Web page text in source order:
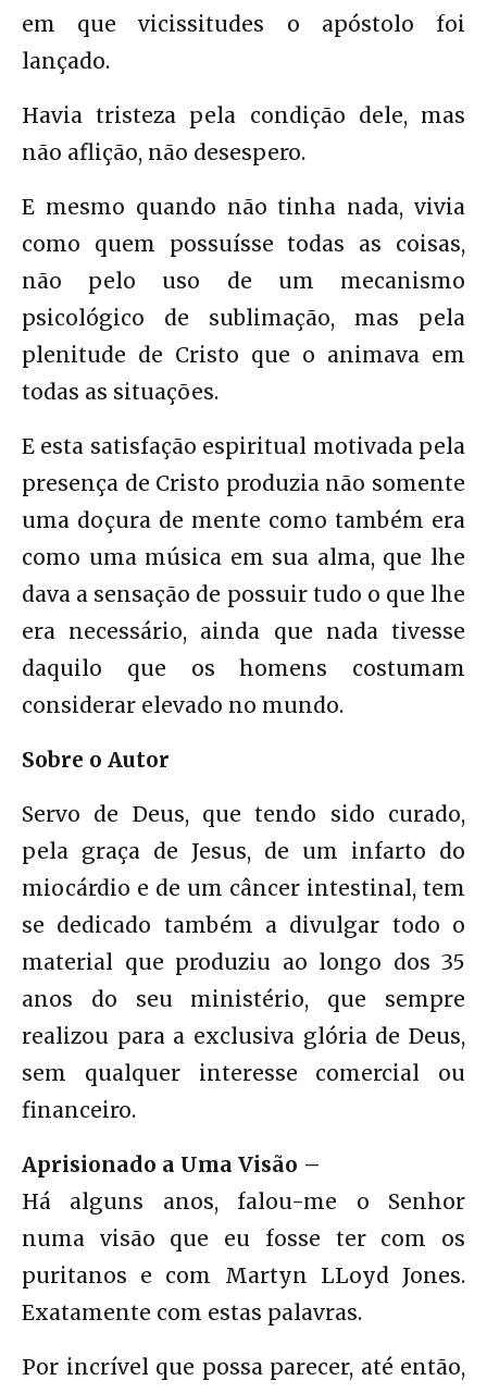
em que vicissitudes o apóstolo foi
lançado.
Havia tristeza pela condição dele, mas
não aflição, não desespero.
E mesmo quando não tinha nada, vivia
como quem possuísse todas as coisas,
não pelo uso de um mecanismo
psicológico de sublimação, mas pela
plenitude de Cristo que o animava em
todas as situações.
E esta satisfação espiritual motivada pela
presença de Cristo produzia não somente
uma doçura de mente como também era
como uma música em sua alma, que lhe
dava a sensação de possuir tudo o que lhe
era necessário, ainda que nada tivesse
daquilo que os homens costumam
considerar elevado no mundo.
Sobre o Autor
Servo de Deus, que tendo sido curado,
pela graça de Jesus, de um infarto do
miocárdio e de um câncer intestinal, tem
se dedicado também a divulgar todo o
material que produziu ao longo dos 35
anos do seu ministério, que sempre
realizou para a exclusiva glória de Deus,
sem qualquer interesse comercial ou
financeiro.
Aprisionado a Uma Visão –
Há alguns anos, falou-me o Senhor
numa visão que eu fosse ter com os
puritanos e com Martyn LLoyd Jones.
Exatamente com estas palavras.
Por incrível que possa parecer, até então,